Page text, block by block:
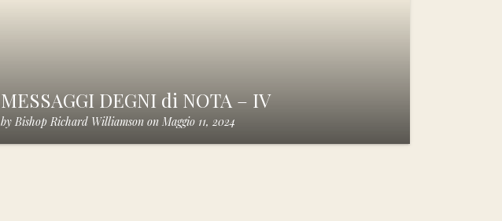
MESSAGGI DEGNI di NOTA – IV
by Bishop Richard Williamson on Maggio 11, 2024